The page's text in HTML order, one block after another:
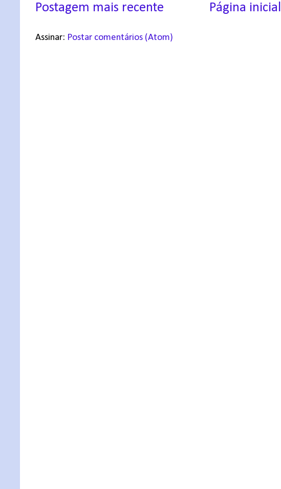
Postagem mais recente Página inicial
Assinar: Postar comentários (Atom)